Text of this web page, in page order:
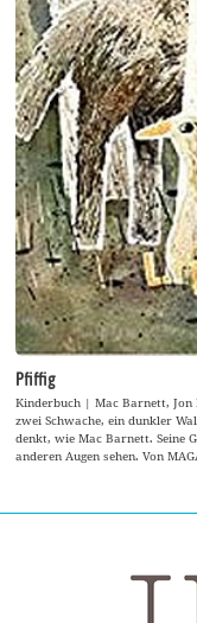
Pfiffig
Kinderbuch | Mac Barnett, Jon
zwei Schwache, ein dunkler
denkt, wie Mac Barnett. Seine
anderen Augen sehen. Von